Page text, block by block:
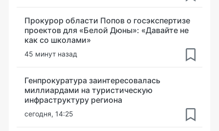
Прокурор области Попов о госэкспертизе
проектов для «Белой Дюны»: «Давайте не
как со школами»
45 минут назад
Генпрокуратура заинтересовалась
миллиардами на туристическую
инфраструктуру региона
сегодня, 14:25